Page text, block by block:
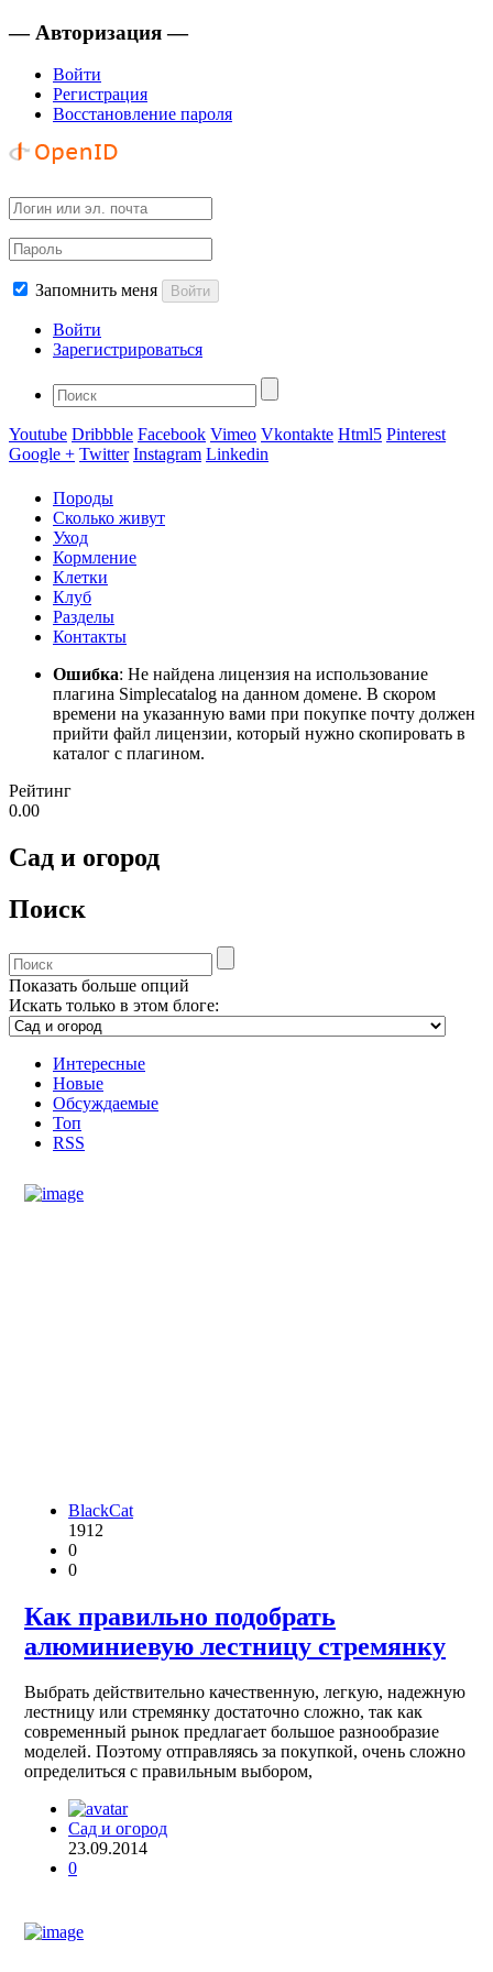
— Авторизация —
Войти
Регистрация
Восстановление пароля
Запомнить меня Войти
Войти
Зарегистрироваться
Youtube Dribbble Facebook Vimeo Vkontakte Html5 Pinterest
Google + Twitter Instagram Linkedin
Породы
Сколько живут
Уход
Кормление
Клетки
Клуб
Разделы
Контакты
Ошибка: Не найдена лицензия на использование
плагина Simplecatalog на данном домене. В скором
времени на указанную вами при покупке почту должен
прийти файл лицензии, который нужно скопировать в
каталог с плагином.
Рейтинг
0.00
Сад и огород
Поиск
Показать больше опций
Искать только в этом блоге:
Интересные
Новые
Обсуждаемые
Топ
RSS
BlackCat
1912
0
0
Как правильно подобрать
алюминиевую лестницу стремянку
Выбрать действительно качественную, легкую, надежную
лестницу или стремянку достаточно сложно, так как
современный рынок предлагает большое разнообразие
моделей. Поэтому отправляясь за покупкой, очень сложно
определиться с правильным выбором,
Сад и огород
23.09.2014
0